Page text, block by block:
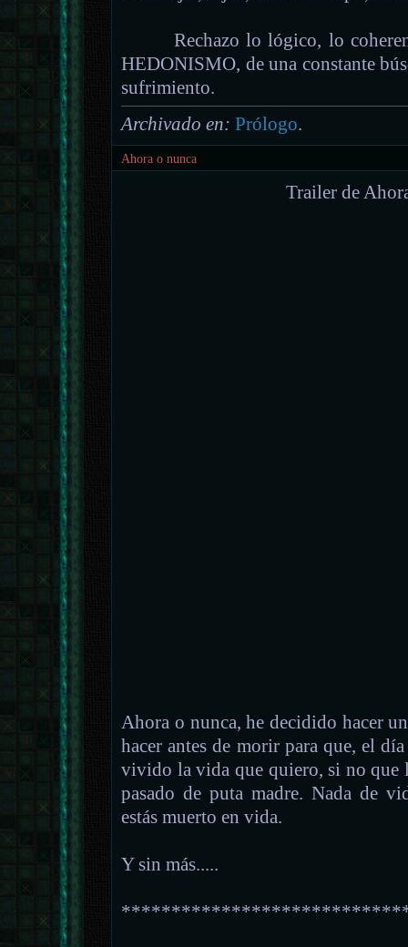
Rechazo lo lógico, lo
HEDONISMO, de una constante
sufrimiento.
Archivado en: Prólogo.
Ahora o nunca
Trailer de
Ahora o nunca, he decidido hacer
hacer antes de morir para que, el
vivido la vida que quiero, si no que
pasado de puta madre. Nada de
estás muerto en vida.
Y sin más.....